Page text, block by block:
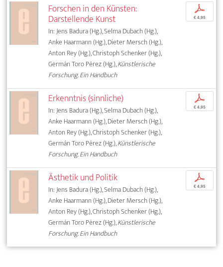
Forschen in den Künsten:
Darstellende Kunst
In: Jens Badura (Hg.), Selma Dubach (Hg.),
Anke Haarmann (Hg.), Dieter Mersch (Hg.),
Anton Rey (Hg.), Christoph Schenker (Hg.),
Germán Toro Pérez (Hg.),Künstlerische
Forschung. Ein Handbuch
p
€ 4,95
Erkenntnis (sinnliche)
In: Jens Badura (Hg.), Selma Dubach (Hg.),
Anke Haarmann (Hg.), Dieter Mersch (Hg.),
Anton Rey (Hg.), Christoph Schenker (Hg.),
Germán Toro Pérez (Hg.),Künstlerische
Forschung. Ein Handbuch
p
€ 4,95
Ästhetik und Politik
In: Jens Badura (Hg.), Selma Dubach (Hg.),
Anke Haarmann (Hg.), Dieter Mersch (Hg.),
Anton Rey (Hg.), Christoph Schenker (Hg.),
Germán Toro Pérez (Hg.),Künstlerische
Forschung. Ein Handbuch
p
€ 4,95